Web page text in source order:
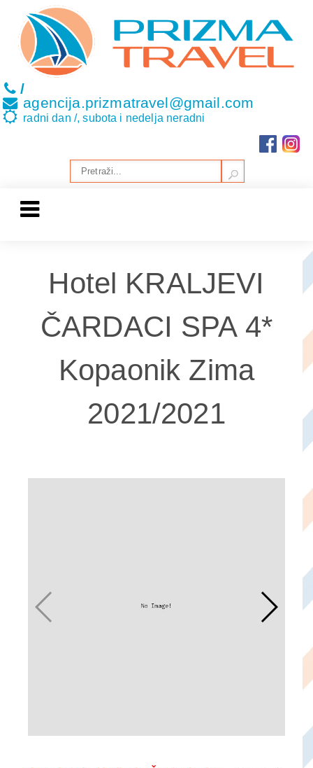
/
agencija.prizmatravel@gmail.com
radni dan /, subota i nedelja neradni
Hotel KRALJEVI
ČARDACI SPA 4*
Kopaonik Zima
2021/2021